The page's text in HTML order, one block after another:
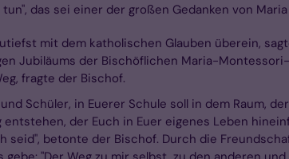
das sei einer der großen Gedanken von
mit dem katholischen Glauben überein,
Jubiläums der Bischöflichen Maria-
fragte der Bischof.
Schüler, in Euerer Schule soll in dem Raum,
entstehen, der Euch in Euer eigenes Leben
seid", betonte der Bischof. Durch die